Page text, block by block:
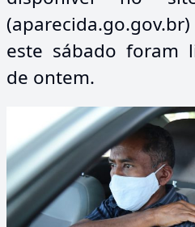
(aparecida.go.gov.br
este sábado foram
de ontem.